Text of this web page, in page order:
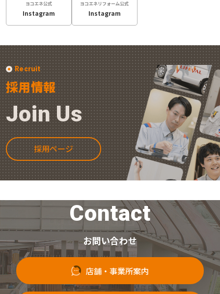
ヨコエネ公式
Instagram
ヨコエネリフォーム公式
Instagram
Recruit
採用情報
Join Us
採用ページ
Contact
お問い合わせ
店舗・事業所案内